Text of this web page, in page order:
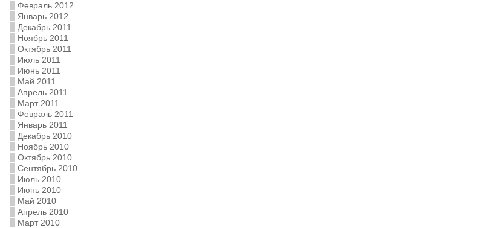
Февраль 2012
Январь 2012
Декабрь 2011
Ноябрь 2011
Октябрь 2011
Июль 2011
Июнь 2011
Май 2011
Апрель 2011
Март 2011
Февраль 2011
Январь 2011
Декабрь 2010
Ноябрь 2010
Октябрь 2010
Сентябрь 2010
Июль 2010
Июнь 2010
Май 2010
Апрель 2010
Март 2010